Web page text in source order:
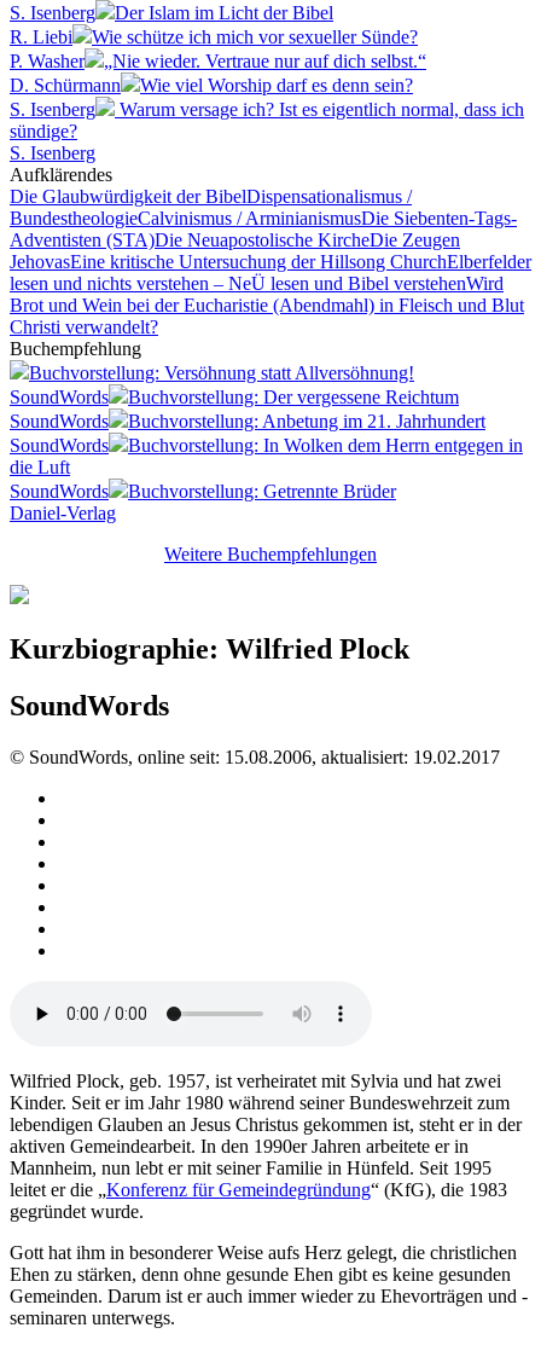
S. Isenberg
Der Islam im Licht der Bibel
R. Liebi
Wie schütze ich mich vor sexueller Sünde?
P. Washer
„Nie wieder. Vertraue nur auf dich selbst.“
D. Schürmann
Wie viel Worship darf es denn sein?
S. Isenberg
Warum versage ich? Ist es eigentlich normal, dass ich
sündige?
S. Isenberg
Aufklärendes
Die Glaubwürdigkeit der BibelDispensationalismus /
BundestheologieCalvinismus / ArminianismusDie Siebenten-Tags-
Adventisten (STA)Die Neuapostolische KircheDie Zeugen
JehovasEine kritische Untersuchung der Hillsong ChurchElberfelder
lesen und nichts verstehen – NeÜ lesen und Bibel verstehenWird
Brot und Wein bei der Eucharistie (Abendmahl) in Fleisch und Blut
Christi verwandelt?
Buchempfehlung
Buchvorstellung: Versöhnung statt Allversöhnung!
SoundWords
Buchvorstellung: Der vergessene Reichtum
SoundWords
Buchvorstellung: Anbetung im 21. Jahrhundert
SoundWords
Buchvorstellung: In Wolken dem Herrn entgegen in
die Luft
SoundWords
Buchvorstellung: Getrennte Brüder
Daniel-Verlag
Weitere Buchempfehlungen
Kurzbiographie: Wilfried Plock
SoundWords
© SoundWords, online seit: 15.08.2006, aktualisiert: 19.02.2017
Wilfried Plock, geb. 1957, ist verheiratet mit Sylvia und hat zwei
Kinder. Seit er im Jahr 1980 während seiner Bundeswehrzeit zum
lebendigen Glauben an Jesus Christus gekommen ist, steht er in der
aktiven Gemeindearbeit. In den 1990er Jahren arbeitete er in
Mannheim, nun lebt er mit seiner Familie in Hünfeld. Seit 1995
leitet er die „Konferenz für Gemeindegründung“ (KfG), die 1983
gegründet wurde.
Gott hat ihm in besonderer Weise aufs Herz gelegt, die christlichen
Ehen zu stärken, denn ohne gesunde Ehen gibt es keine gesunden
Gemeinden. Darum ist er auch immer wieder zu Ehevorträgen und -
seminaren unterwegs.